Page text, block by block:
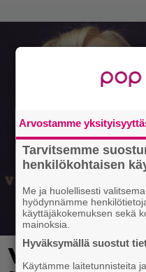
Vappu
Arvostamme
Tarvitsemme
henkilökohtaisen
Me ja huolellisesti
hyödynnämme
käyttäjäkokemuksen sekä
mainoksia.
Hyväksymällä suostut
Käytämme laitetunnisteita